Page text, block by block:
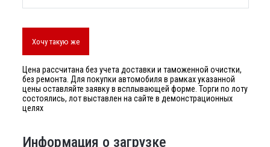
Хочу такую же
Цена рассчитана без учета доставки и таможенной очистки,
без ремонта. Для покупки автомобиля в рамках указанной
цены оставляйте заявку в всплывающей форме. Торги по лоту
состоялись, лот выставлен на сайте в демонстрационных
целях
Информация о загрузке